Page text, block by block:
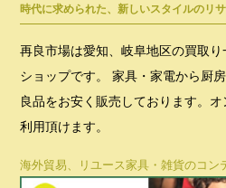
時代に求められた、新しいスタイルのリ
再良市場は愛知、岐阜地区の買取
ショップです。 家具・家電から厨
良品をお安く販売しております。
利用頂けます。
海外貿易、リユース家具・雑貨のコン